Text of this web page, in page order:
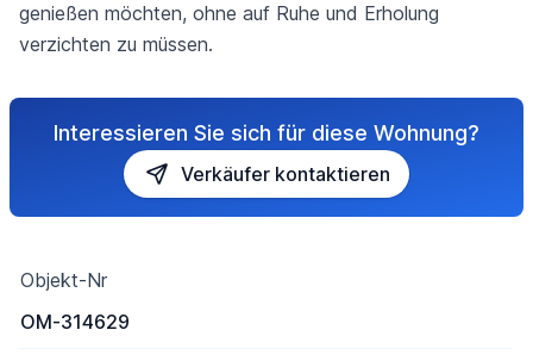
genießen möchten, ohne auf Ruhe und Erholung
verzichten zu müssen.
Interessieren Sie sich für diese Wohnung?
Verkäufer kontaktieren
Objekt-Nr
OM-314629